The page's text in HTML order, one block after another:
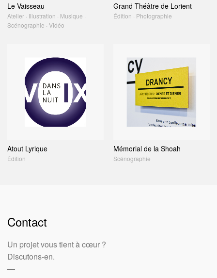
Le Vaisseau
Atelier · Illustration · Musique ·
Scénographie · Vidéo
Grand Théâtre de Lorient
Édition · Photographie
Atout Lyrique
Édition
Mémorial de la Shoah
Scénographie
Contact
Un projet vous tient à cœur ?
Discutons-en.
—